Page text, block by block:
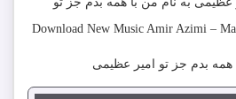
Download New Music Amir Azimi –